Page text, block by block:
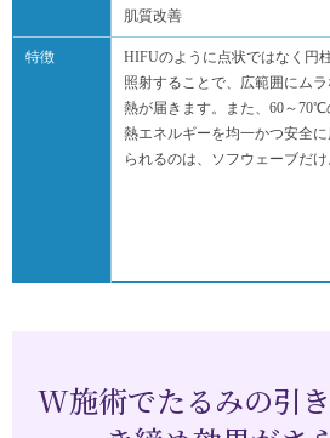
肌質改善
特徴
HIFUのように点状ではなく円
照射することで、広範囲にムラ
熱が届きます。また、60～70℃
熱エネルギーを均一かつ安全に
られるのは、ソフウェーブだけ
W施術でたるみの引